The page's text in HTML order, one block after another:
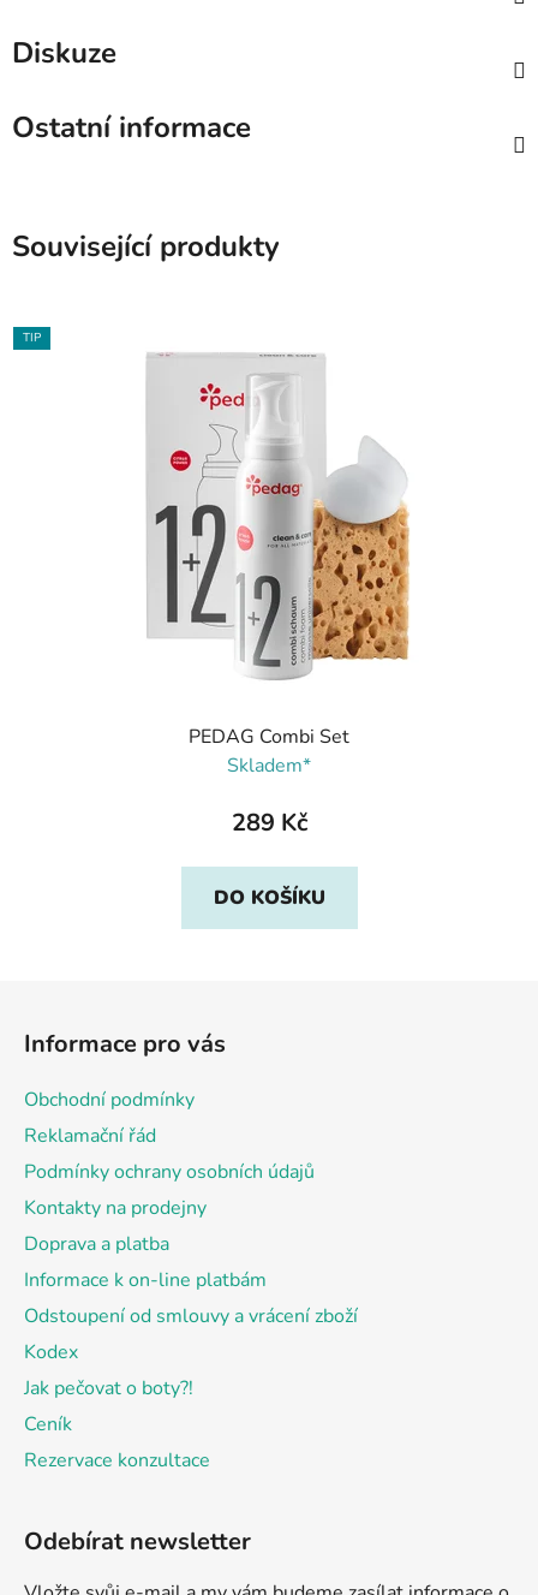
Diskuze
Ostatní informace
Související produkty
TIP
PEDAG Combi Set
Skladem*
289 Kč
DO KOŠÍKU
Informace pro vás
Obchodní podmínky
Reklamační řád
Podmínky ochrany osobních údajů
Kontakty na prodejny
Doprava a platba
Informace k on-line platbám
Odstoupení od smlouvy a vrácení zboží
Kodex
Jak pečovat o boty?!
Ceník
Rezervace konzultace
Odebírat newsletter